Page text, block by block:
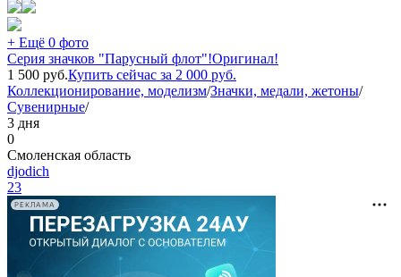
+ Ещё 0 фото
Серия значков "Парусный флот"!Оригинал!
1 500 руб.Купить сейчас за 2 000 руб.
Коллекционирование, моделизм/Значки, медали, жетоны/
Сувенирные/
3 дня
0
Смоленская область
djodich
23
РЕКЛАМА